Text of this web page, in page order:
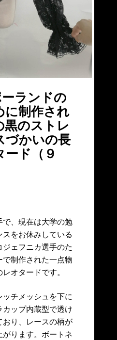
ーランドの
に制作され
黒のストレ
づかいの長
ド（９
、現在は大学の勉
をお休みしている
ェフニカ選手のた
制作された一点物
オタードです。
チメッシュを下に
ップ内蔵型で透け
り、レースの柄が
ります。ボートネ